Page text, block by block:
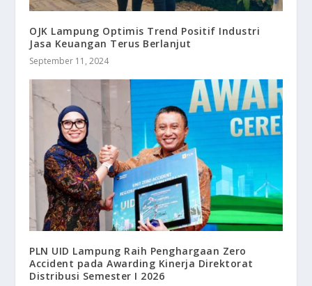
OJK Lampung Optimis Trend Positif Industri
Jasa Keuangan Terus Berlanjut
September 11, 2024
PLN UID Lampung Raih Penghargaan Zero
Accident pada Awarding Kinerja Direktorat
Distribusi Semester I 2026